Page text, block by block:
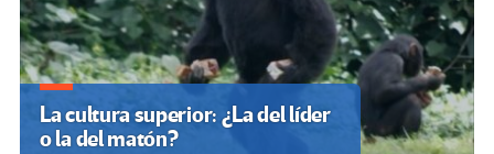
La cultura superior: ¿La del líder
o la del matón?